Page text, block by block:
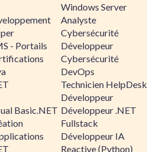
- Portails
Basic.NET
Windows Server
Analyste
Cybersécurité
Développeur
Cybersécurité
DevOps
Technicien HelpDesk
Développeur
Développeur .NET
Fullstack
Développeur IA
Reactive (Python)